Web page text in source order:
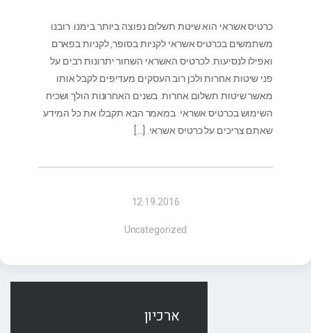
כרטיס אשראי הוא שיטת תשלום נפוצה ביותר בימנו. רובנו
משתמשים בכרטיס אשראי לקניות בסופר, לקניות בפארם
ואפילו לנסיעות. לכרטיס האשראי השחור יתרונות רבים על
פני שיטות אחרות ולכן רוב העסקים מעדיפים לקבל אותו
מאשר שיטות תשלום אחרות. בשנים האחרונות הולך ושכיח
השימוש בכרטיס אשראי. במאמר הבא תקבלו את כל המידע
שאתם צריכים על כרטיס אשראי. […]
12.19.2016
Uncategorized
ארכיון